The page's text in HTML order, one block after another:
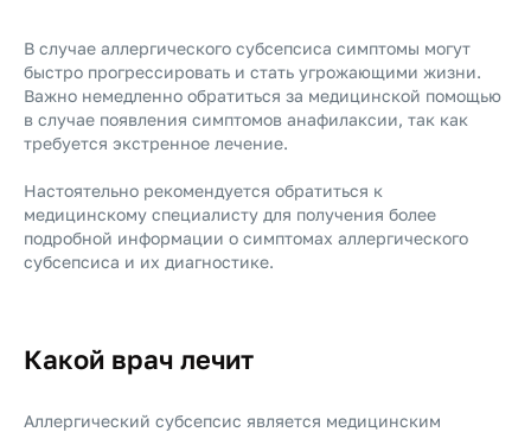
В случае аллергического субсепсиса симптомы могут
быстро прогрессировать и стать угрожающими жизни.
Важно немедленно обратиться за медицинской помощью
в случае появления симптомов анафилаксии, так как
требуется экстренное лечение.
Настоятельно рекомендуется обратиться к
медицинскому специалисту для получения более
подробной информации о симптомах аллергического
субсепсиса и их диагностике.
Какой врач лечит
Аллергический субсепсис является медицинским